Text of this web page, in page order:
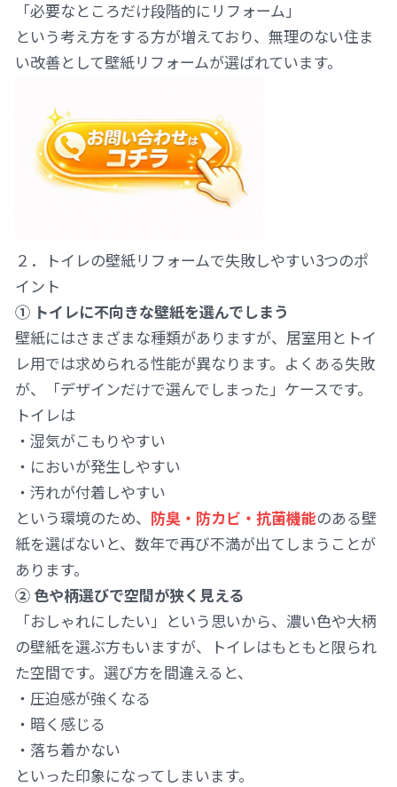
「必要なところだけ段階的にリフォーム」
という考え方をする方が増えており、無理のない住ま
い改善として壁紙リフォームが選ばれています。
２．トイレの壁紙リフォームで失敗しやすい3つのポ
イント
① トイレに不向きな壁紙を選んでしまう
壁紙にはさまざまな種類がありますが、居室用とトイ
レ用では求められる性能が異なります。よくある失敗
が、「デザインだけで選んでしまった」ケースです。
トイレは
・湿気がこもりやすい
・においが発生しやすい
・汚れが付着しやすい
という環境のため、 防臭・防カビ・抗菌機能のある壁
紙を選ばないと、数年で再び不満が出てしまうことが
あります。
② 色や柄選びで空間が狭く見える
「おしゃれにしたい」という思いから、濃い色や大柄
の壁紙を選ぶ方もいますが、トイレはもともと限られ
た空間です。選び方を間違えると、
・圧迫感が強くなる
・暗く感じる
・落ち着かない
といった印象になってしまいます。